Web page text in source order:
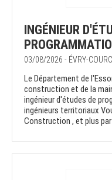
INGÉNIEUR
03/08/2026 - ÉVRY-
Le Département de
construction et de la
ingénieur d'études de
ingénieurs territoriaux
Construction , et plus